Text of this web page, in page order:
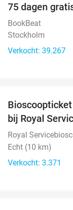
75 dagen
BookBeat
Stockholm
Verkocht: 39.267
bij Royal
Royal
Echt (10 km)
Verkocht: 3.371